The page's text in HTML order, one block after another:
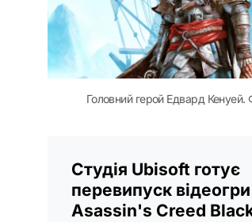
Головний герой Едвард Кенуей.
Студія Ubisoft готує
перевипуск відеогри
Asassin's Creed